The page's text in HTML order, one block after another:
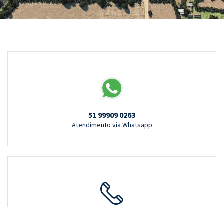
51 99909 0263
Atendimento via Whatsapp